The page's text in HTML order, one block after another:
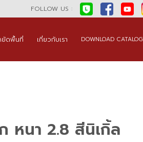
FOLLOW US :
ยัดพื้นที่ เกี่ยวกับเรา DOWNLOAD CATALOG
หนา 2.8 สีนิเกิ้ล